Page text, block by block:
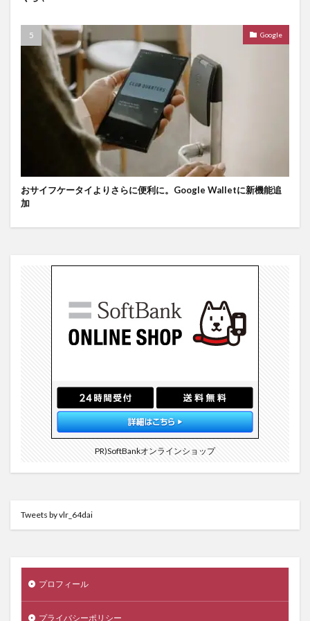
Google
おサイフケータイよりさらに便利に。Google Walletに新機能追
加
PR)SoftBankオンラインショップ
Tweets by vlr_64dai
プロフィール
プライバシーポリシー